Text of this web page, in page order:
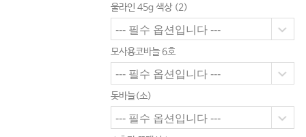
울라인 45g 색상 (2)
모사용코바늘 6호
돗바늘(소)